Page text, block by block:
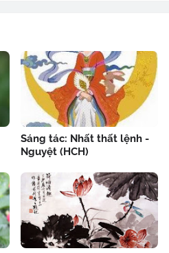
Sáng tác: Nhất thất lệnh -
Nguyệt (HCH)